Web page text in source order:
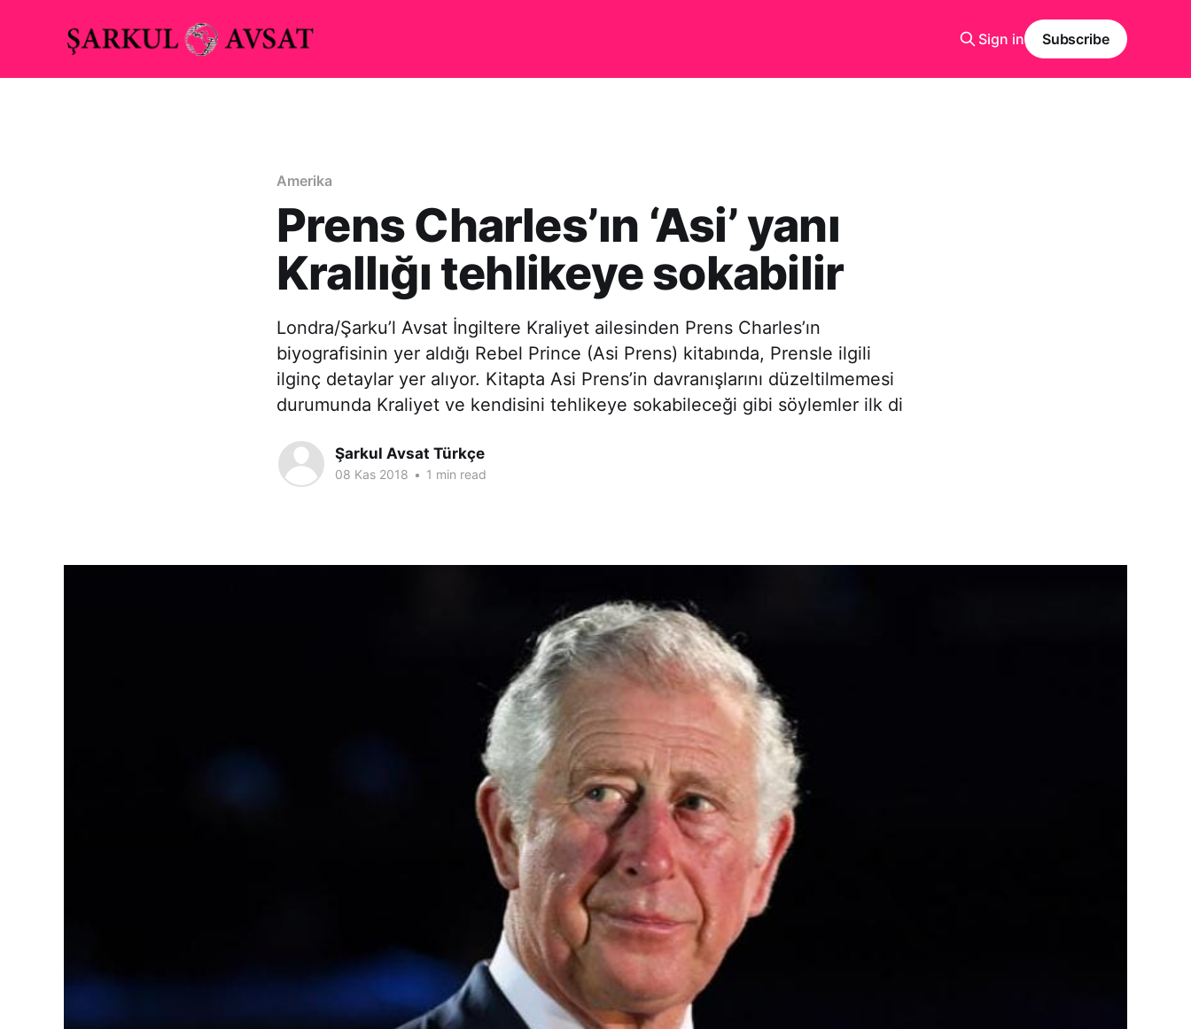
Sign in Subscribe
Amerika
Prens Charles’ın ‘Asi’ yanı
Krallığı tehlikeye sokabilir
Londra/Şarku’l Avsat İngiltere Kraliyet ailesinden Prens Charles’ın
biyografisinin yer aldığı Rebel Prince (Asi Prens) kitabında, Prensle ilgili
ilginç detaylar yer alıyor. Kitapta Asi Prens’in davranışlarını düzeltilmemesi
durumunda Kraliyet ve kendisini tehlikeye sokabileceği gibi söylemler ilk di
Şarkul Avsat Türkçe
08 Kas 2018 • 1 min read